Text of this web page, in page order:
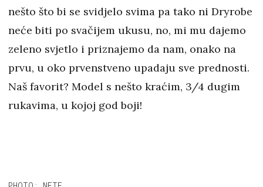
nešto što bi se svidjelo svima pa tako ni Dryrobe
neće biti po svačijem ukusu, no, mi mu dajemo
zeleno svjetlo i priznajemo da nam, onako na
prvu, u oko prvenstveno upadaju sve prednosti.
Naš favorit? Model s nešto kraćim, 3/4 dugim
rukavima, u kojoj god boji!